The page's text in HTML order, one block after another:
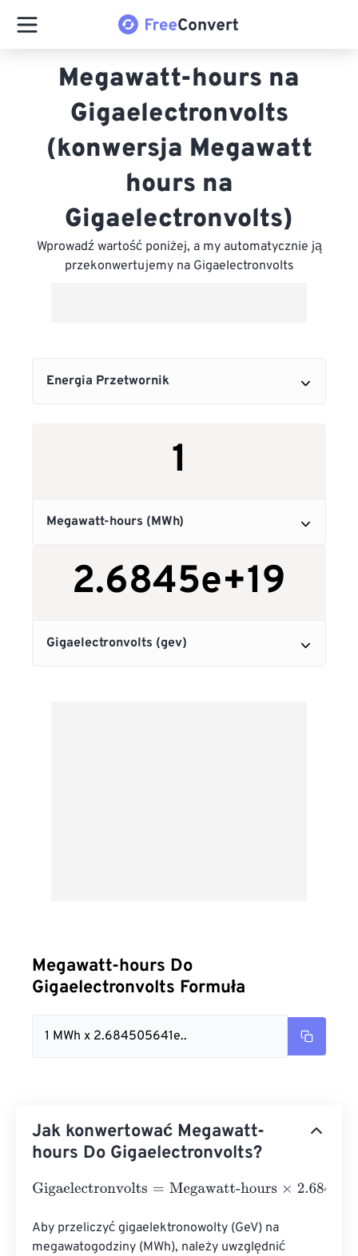
Megawatt-hours na
Gigaelectronvolts
(konwersja Megawatt
hours na
Gigaelectronvolts)
Wprowadź wartość poniżej, a my automatycznie ją
przekonwertujemy na Gigaelectronvolts
Megawatt-hours Do
Gigaelectronvolts Formuła
1 MWh x 2.684505641e..
Jak konwertować Megawatt-
hours Do Gigaelectronvolts?
Gigaelectronvolts=Megawatt-hours×2.684505641e
Aby przeliczyć gigaelektronowolty (GeV) na
megawatogodziny (MWh), należy uwzględnić